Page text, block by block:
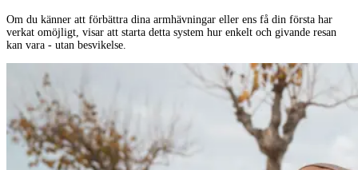
Om du känner att förbättra dina armhävningar eller ens få din första har
verkat omöjligt, visar att starta detta system hur enkelt och givande resan
kan vara - utan besvikelse.